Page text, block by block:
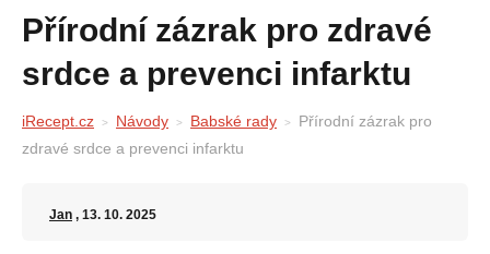
Přírodní zázrak pro zdravé
srdce a prevenci infarktu
iRecept.cz Návody Babské rady
Přírodní zázrak pro
zdravé srdce a prevenci infarktu
Jan , 13. 10. 2025